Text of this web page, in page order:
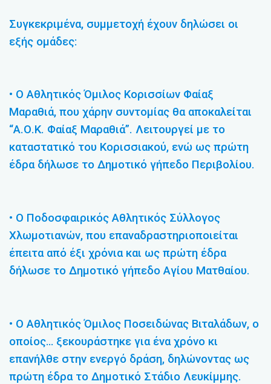
Συγκεκριμένα, συμμετοχή έχουν δηλώσει οι
εξής ομάδες:
• Ο Αθλητικός Όμιλος Κορισσίων Φαίαξ
Μαραθιά, που χάρην συντομίας θα αποκαλείται
“Α.Ο.Κ. Φαίαξ Μαραθιά”. Λειτουργεί με το
καταστατικό του Κορισσιακού, ενώ ως πρώτη
έδρα δήλωσε το Δημοτικό γήπεδο Περιβολίου.
• Ο Ποδοσφαιρικός Αθλητικός Σύλλογος
Χλωμοτιανών, που επαναδραστηριοποιείται
έπειτα από έξι χρόνια και ως πρώτη έδρα
δήλωσε το Δημοτικό γήπεδο Αγίου Ματθαίου.
• Ο Αθλητικός Όμιλος Ποσειδώνας Βιταλάδων, ο
οποίος… ξεκουράστηκε για ένα χρόνο κι
επανήλθε στην ενεργό δράση, δηλώνοντας ως
πρώτη έδρα το Δημοτικό Στάδιο Λευκίμμης.